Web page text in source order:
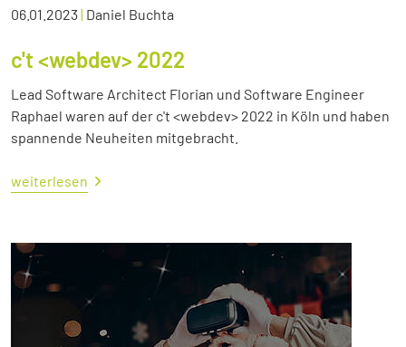
06.01.2023| Daniel Buchta
c't <webdev> 2022
Lead Software Architect Florian und Software Engineer
Raphael waren auf der c't <webdev> 2022 in Köln und haben
spannende Neuheiten mitgebracht.
weiterlesen